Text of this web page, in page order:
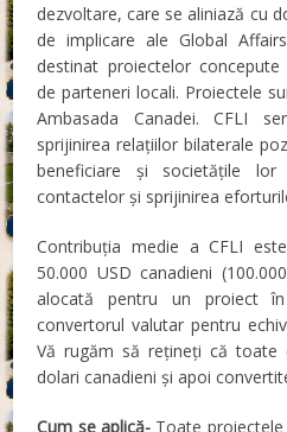
dezvoltare, care se aliniază cu
de implicare ale Global
destinat proiectelor
de parteneri locali. Proiectele
Ambasada Canadei. CFLI
sprijinirea relațiilor bilaterale
beneficiare și societățile lor
contactelor și sprijinirea
Contribuția medie a CFLI
50.000 USD canadieni
alocată pentru un proiect în
convertorul valutar pentru
Vă rugăm să rețineți că toate
dolari canadieni și apoi
Cum se aplică- Toate